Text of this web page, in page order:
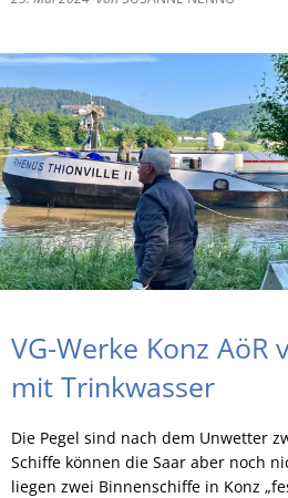
VG-Werke Konz AöR
mit Trinkwasser
Die Pegel sind nach dem Unwetter
Schiffe können die Saar aber noch
liegen zwei Binnenschiffe in Konz